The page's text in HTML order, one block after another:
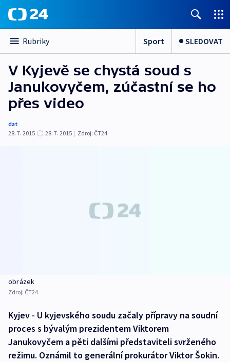
Rubriky Sport SLEDOVAT
V Kyjevě se chystá soud s
Janukovyčem, zúčastní se ho
přes video
dat
28. 7. 2015
28. 7. 2015 | Zdroj: ČT24
obrázek
Zdroj: ČT24
Kyjev - U kyjevského soudu začaly přípravy na soudní
proces s bývalým prezidentem Viktorem
Janukovyčem a pěti dalšími představiteli svrženého
režimu. Oznámil to generální prokurátor Viktor Šokin.